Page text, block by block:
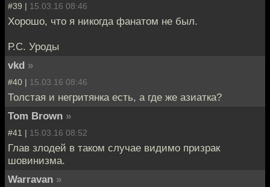
#39 | 15.03.16 08:46
Хорошо, что я никогда фанатом не был.
Р.С. Уроды
vkd »
#40 | 15.03.16 08:46
Толстая и негритянка есть, а где же азиатка?
Tom Brown »
#41 | 15.03.16 08:52
Глав злодей в таком случае видимо призрак
шовинизма.
Warravan »